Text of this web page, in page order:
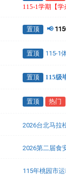
115-1学期【
置顶 📢115
置顶 115-1
置顶 115级
置顶 热门
2026台北马拉
2026第二届食
115年桃园市